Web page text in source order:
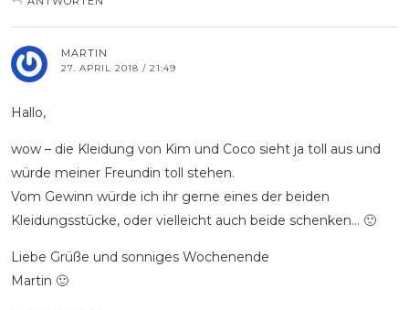
MARTIN
27. APRIL 2018 / 21:49
Hallo,
wow – die Kleidung von Kim und Coco sieht ja toll aus und
würde meiner Freundin toll stehen.
Vom Gewinn würde ich ihr gerne eines der beiden
Kleidungsstücke, oder vielleicht auch beide schenken… 🙂
Liebe Grüße und sonniges Wochenende
Martin 🙂